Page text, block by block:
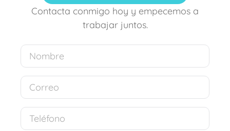
Contacta conmigo hoy y empecemos a
trabajar juntos.